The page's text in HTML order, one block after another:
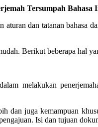
Tersumpah
dan tatanan
Berikut beberapa hal
melakukan
dan juga kemampuan
Isi dan tujuan